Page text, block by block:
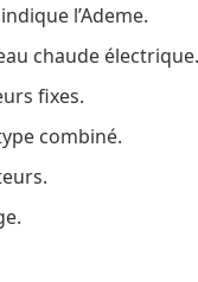
l’Ademe.
chaude électrique.
fixes.
combiné.